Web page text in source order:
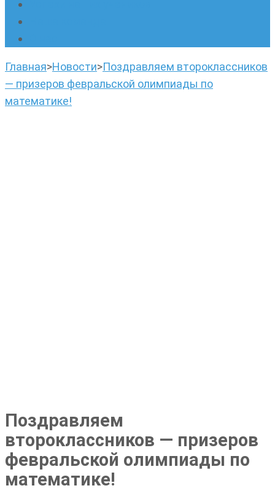
Главная>Новости>Поздравляем второклассников
— призеров февральской олимпиады по
математике!
Поздравляем
второклассников — призеров
февральской олимпиады по
математике!